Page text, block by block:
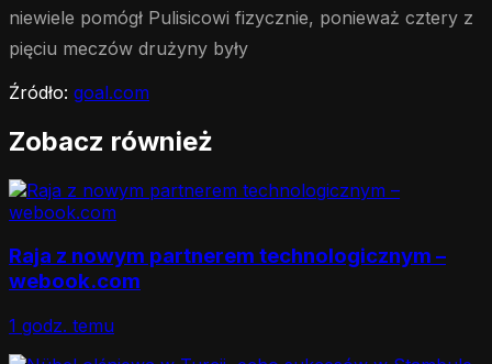
niewiele pomógł Pulisicowi fizycznie, ponieważ cztery z
pięciu meczów drużyny były
Źródło: goal.com
Zobacz również
Raja z nowym partnerem technologicznym –
webook.com
1 godz. temu